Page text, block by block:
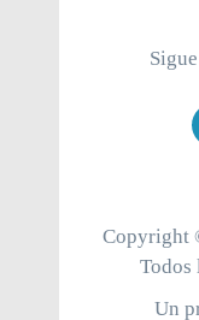
Copyright
Todos
Un